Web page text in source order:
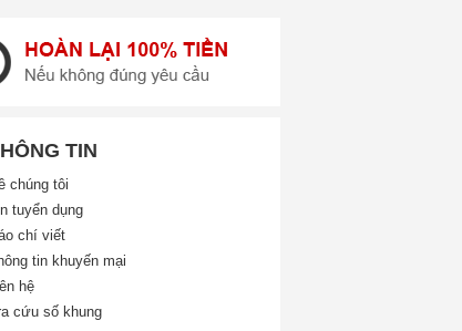
TIN
chúng tôi
tuyển dụng
chí viết
tin khuyến mại
hệ
cứu số khung